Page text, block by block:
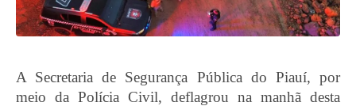
A Secretaria de Segurança Pública do Piauí, por
meio da Polícia Civil, deflagrou na manhã desta